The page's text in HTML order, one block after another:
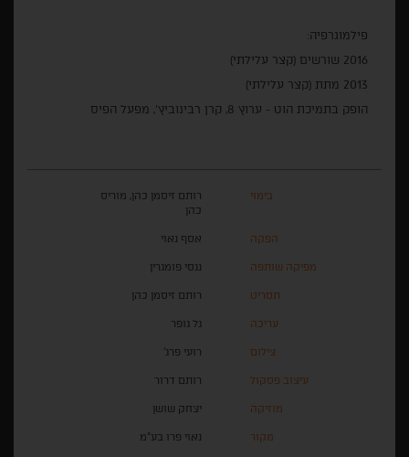
פילמוגרפיה:
2016 שורשים (קצר עלילתי)
2013 מתת (קצר עלילתי)
הופק בתמיכת הוט - ערוץ 8, קרן רבינוביץ', מפעל הפיס
בימוי
רותם זיסמן כהן, מוריס
כהן
הפקה אסף נאוי
מפיקה שותפה ננסי פומגרין
תסריט רותם זיסמן כהן
עריכה גל גופר
צילום רועי פרג'
עיצוב פסקול רותם דרור
מוזיקה יצחק שושן
מקור נאוי פרו בע"מ